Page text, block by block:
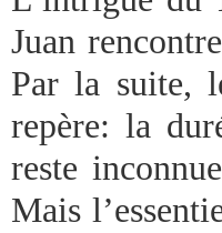
Juan
Par la suite,
repère: la
reste
Mais